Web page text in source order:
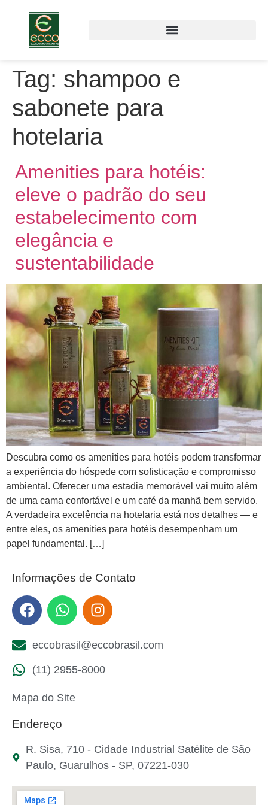
Tag: shampoo e
sabonete para
hotelaria
Amenities para hotéis:
eleve o padrão do seu
estabelecimento com
elegância e
sustentabilidade
Descubra como os amenities para hotéis podem transformar
a experiência do hóspede com sofisticação e compromisso
ambiental. Oferecer uma estadia memorável vai muito além
de uma cama confortável e um café da manhã bem servido.
A verdadeira excelência na hotelaria está nos detalhes — e
entre eles, os amenities para hotéis desempenham um
papel fundamental. […]
Informações de Contato
eccobrasil@eccobrasil.com
(11) 2955-8000
Mapa do Site
Endereço
R. Sisa, 710 - Cidade Industrial Satélite de São
Paulo, Guarulhos - SP, 07221-030